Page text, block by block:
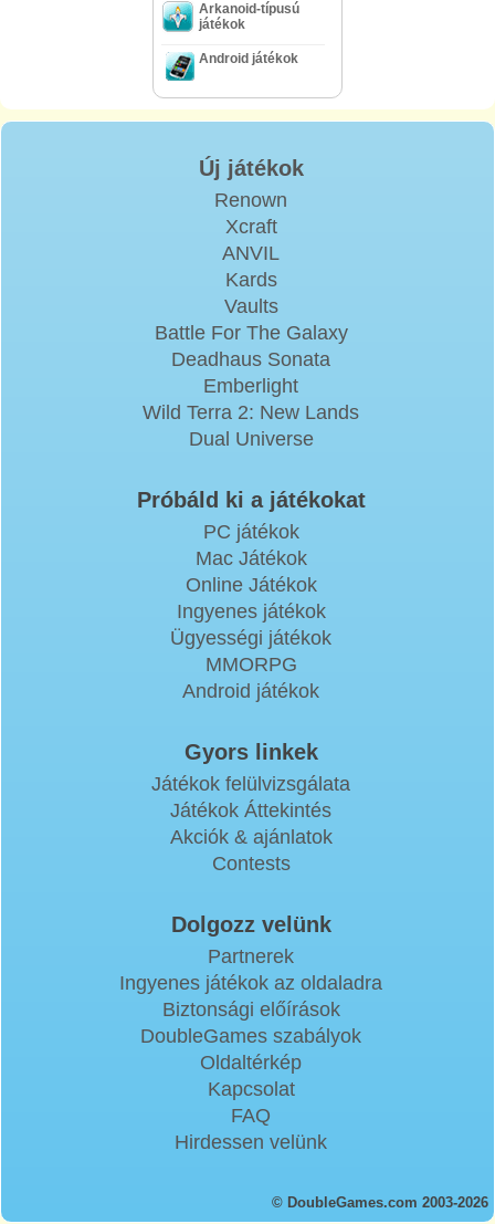
Arkanoid-típusú
játékok
Android játékok
Új játékok
Renown
Xcraft
ANVIL
Kards
Vaults
Battle For The Galaxy
Deadhaus Sonata
Emberlight
Wild Terra 2: New Lands
Dual Universe
Próbáld ki a játékokat
PC játékok
Mac Játékok
Online Játékok
Ingyenes játékok
Ügyességi játékok
MMORPG
Android játékok
Gyors linkek
Játékok felülvizsgálata
Játékok Áttekintés
Akciók & ajánlatok
Contests
Dolgozz velünk
Partnerek
Ingyenes játékok az oldaladra
Biztonsági előírások
DoubleGames szabályok
Oldaltérkép
Kapcsolat
FAQ
Hirdessen velünk
© DoubleGames.com 2003-2026